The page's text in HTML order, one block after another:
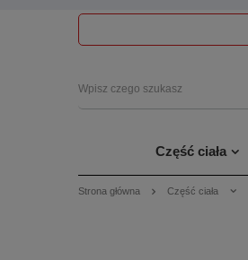
Część ciała
Strona główna Część ciała